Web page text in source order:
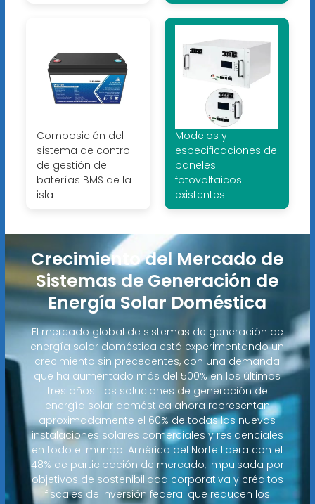
Composición del
sistema de control
de gestión de
baterías BMS de la
isla
Modelos y
especificaciones de
paneles
fotovoltaicos
existentes
Crecimiento del Mercado de
Sistemas de Generación de
Energía Solar Doméstica
El mercado global de sistemas de generación de
energía solar doméstica está experimentando un
crecimiento sin precedentes, con una demanda
que ha aumentado más del 500% en los últimos
tres años. Las soluciones de generación de
energía solar doméstica ahora representan
aproximadamente el 60% de todas las nuevas
instalaciones solares comerciales y residenciales
en todo el mundo. América del Norte lidera con el
48% de participación de mercado, impulsada por
objetivos de sostenibilidad corporativa y créditos
fiscales de inversión federal que reducen los